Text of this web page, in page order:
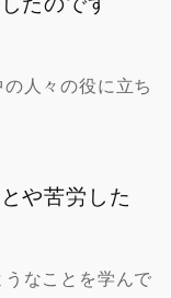
人々の役に立ち
や苦労した
なことを学んで